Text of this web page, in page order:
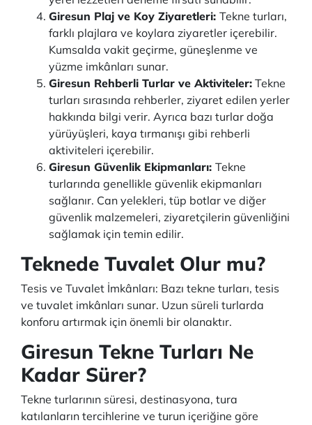
Giresun Plaj ve Koy Ziyaretleri: Tekne turları,
farklı plajlara ve koylara ziyaretler içerebilir.
Kumsalda vakit geçirme, güneşlenme ve
yüzme imkânları sunar.
Giresun Rehberli Turlar ve Aktiviteler: Tekne
turları sırasında rehberler, ziyaret edilen yerler
hakkında bilgi verir. Ayrıca bazı turlar doğa
yürüyüşleri, kaya tırmanışı gibi rehberli
aktiviteleri içerebilir.
Giresun Güvenlik Ekipmanları: Tekne
turlarında genellikle güvenlik ekipmanları
sağlanır. Can yelekleri, tüp botlar ve diğer
güvenlik malzemeleri, ziyaretçilerin güvenliğini
sağlamak için temin edilir.
Teknede Tuvalet Olur mu?
Tesis ve Tuvalet İmkânları: Bazı tekne turları, tesis
ve tuvalet imkânları sunar. Uzun süreli turlarda
konforu artırmak için önemli bir olanaktır.
Giresun Tekne Turları Ne
Kadar Sürer?
Tekne turlarının süresi, destinasyona, tura
katılanların tercihlerine ve turun içeriğine göre